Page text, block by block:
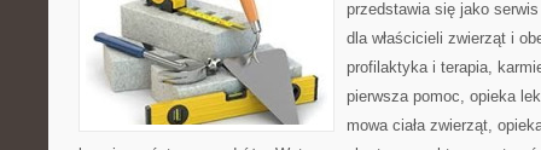
przedstawia się jako
dla właścicieli zwierząt i
profilaktyka i terapia,
pierwsza pomoc, opieka
mowa ciała zwierząt,